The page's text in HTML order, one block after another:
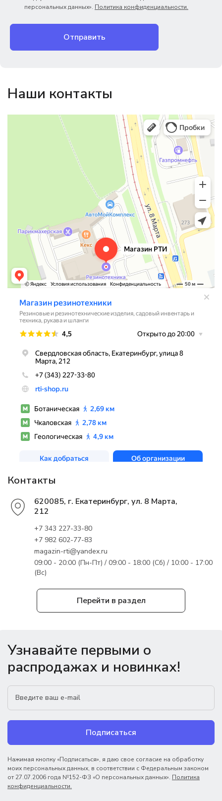
персональных данных». Политика конфиденциальности.
Отправить
Наши контакты
Перейти в раздел
Магазин резинотехники
Резиновые и резинотехнические изделия в Екатеринбурге
Садовый инвентарь и техника в Екатеринбурге
Контакты
620085, г. Екатеринбург, ул. 8 Марта,
212
+7 343 227-33-80
+7 982 602-77-83
magazin-rti@yandex.ru
09:00 - 20:00 (Пн-Пт) / 09:00 - 18:00 (Сб) / 10:00 - 17:00
(Вс)
Узнавайте первыми о
распродажах и новинках!
Подписаться
Нажимая кнопку «Подписаться», я даю свое согласие на обработку
моих персональных данных, в соответствии с Федеральным законом
от 27.07.2006 года №152-ФЗ «О персональных данных». Политика
конфиденциальности.